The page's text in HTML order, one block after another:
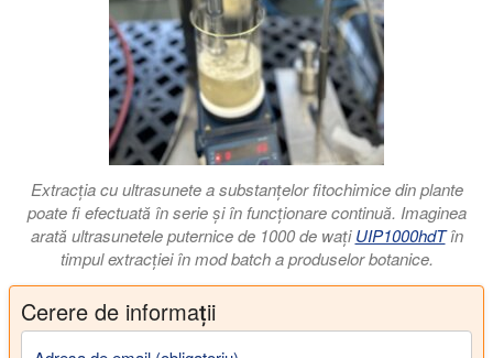
Extracția cu ultrasunete a substanțelor fitochimice din plante
poate fi efectuată în serie și în funcționare continuă. Imaginea
arată ultrasunetele puternice de 1000 de wațiUIP1000hdTîn
timpul extracției în mod batch a produselor botanice.
Cerere de informații